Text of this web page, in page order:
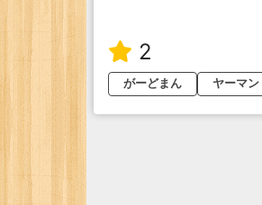
2
がーどまん ヤーマン